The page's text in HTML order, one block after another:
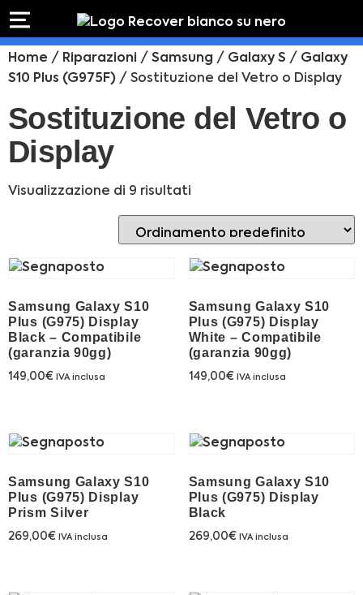
Preventivo online
PREVENTIVO RIPARAZIONE
ACQUISTA IPHONE
Rivenditori B2B
RIVENDITORI B2B
Franchising
Contatti
PADOVA
PREVENTIVO
Preventivo
RIPARAZIONE
IPHONE
schermo
Home / Riparazioni / Samsung / Galaxy S / Galaxy
S10 Plus (G975F) / Sostituzione del Vetro o Display
Sostituzione del Vetro o
Display
Visualizzazione di 9 risultati
Samsung Galaxy S10
Plus (G975) Display
Black – Compatibile
(garanzia 90gg)
149,00€ IVA inclusa
Samsung Galaxy S10
Plus (G975) Display
White – Compatibile
(garanzia 90gg)
149,00€ IVA inclusa
Samsung Galaxy S10
Plus (G975) Display
Prism Silver
269,00€ IVA inclusa
Samsung Galaxy S10
Plus (G975) Display
Black
269,00€ IVA inclusa